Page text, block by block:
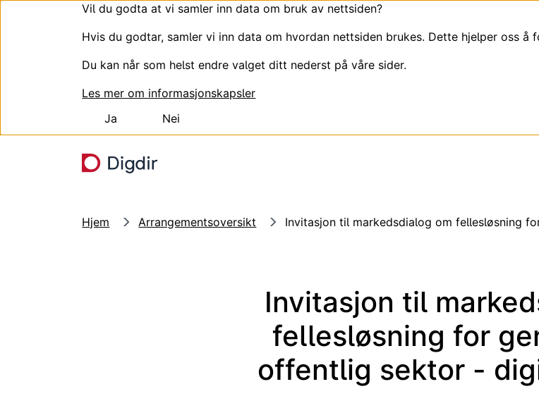
Vil du godta at vi samler inn data om bruk av nettsiden?
Hvis du godtar, samler vi inn data om hvordan nettsiden brukes. Dette hjelper oss å
Du kan når som helst endre valget ditt nederst på våre sider.
Les mer om informasjonskapsler
Ja
Nei
Hjem Arrangementsoversikt Invitasjon til markedsdialog om fellesløsning
Invitasjon til
fellesløsning for
offentlig sektor -